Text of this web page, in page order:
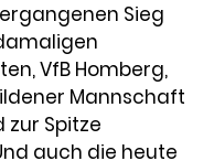
Sieg
VfB Homberg,
Mannschaft
zur Spitze
auch die heute